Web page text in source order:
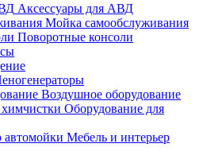
Аксессуары для АВД
Мойка самообслуживания
Поворотные консоли
Воздушное оборудование
Оборудование для
Мебель и интерьер